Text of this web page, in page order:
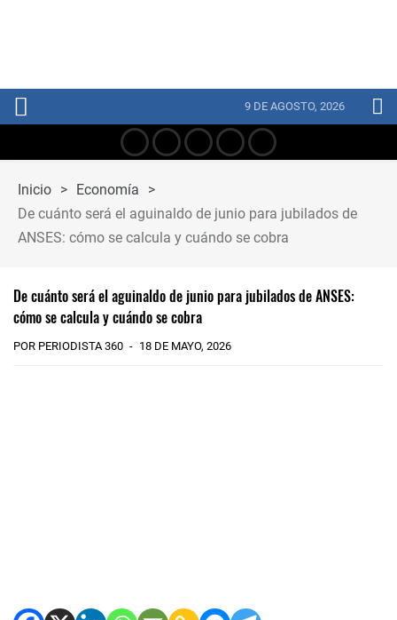
9 DE AGOSTO, 2026
Inicio > Economía
>
De cuánto será el aguinaldo de junio para jubilados de
ANSES: cómo se calcula y cuándo se cobra
De cuánto será el aguinaldo de junio para jubilados de ANSES:
cómo se calcula y cuándo se cobra
POR PERIODISTA 360 18 DE MAYO, 2026